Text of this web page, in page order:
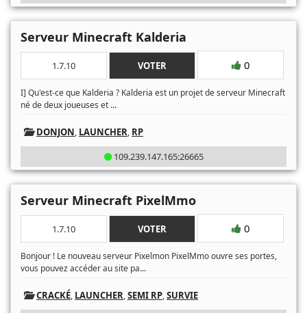
Serveur Minecraft Kalderia
1.7.10 VOTER 0
I] Qu'est-ce que Kalderia ? Kalderia est un projet de serveur Minecraft
né de deux joueuses et ...
DONJON, LAUNCHER, RP
109.239.147.165:26665
Serveur Minecraft PixelMmo
1.7.10 VOTER 0
Bonjour ! Le nouveau serveur Pixelmon PixelMmo ouvre ses portes,
vous pouvez accéder au site pa...
CRACKÉ, LAUNCHER,SEMI RP,SURVIE